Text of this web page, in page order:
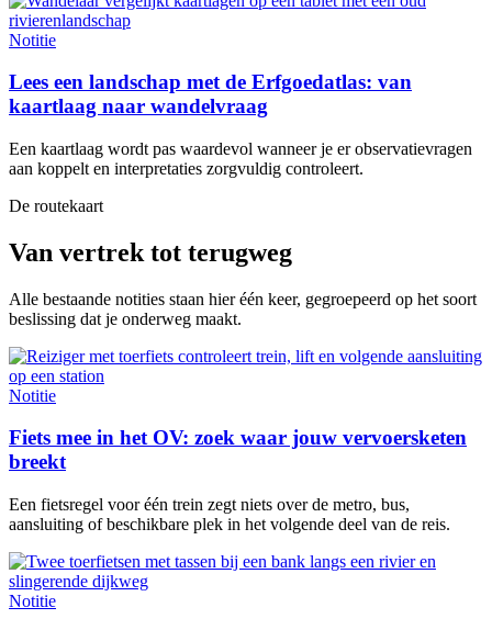
Notitie
Lees een landschap met de Erfgoedatlas: van
kaartlaag naar wandelvraag
Een kaartlaag wordt pas waardevol wanneer je er observatievragen
aan koppelt en interpretaties zorgvuldig controleert.
De routekaart
Van vertrek tot terugweg
Alle bestaande notities staan hier één keer, gegroepeerd op het soort
beslissing dat je onderweg maakt.
Notitie
Fiets mee in het OV: zoek waar jouw vervoersketen
breekt
Een fietsregel voor één trein zegt niets over de metro, bus,
aansluiting of beschikbare plek in het volgende deel van de reis.
Notitie